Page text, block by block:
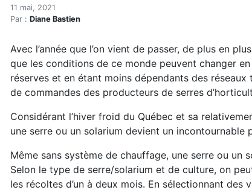
Accueil
Articles
Zoom sur les serres et les solariums
Zoom sur les serres et les
11 mai, 2021
Par : Diane Bastien
Avec l’année que l’on vient de passer, de plus en
que les conditions de ce monde peuvent changer
réserves et en étant moins dépendants des
de commandes des producteurs de serres
Considérant l’hiver froid du Québec et sa
une serre ou un solarium devient un incontournable
Même sans système de chauffage, une serre ou un
Selon le type de serre/solarium et de culture, on
les récoltes d’un à deux mois. En sélectionnant